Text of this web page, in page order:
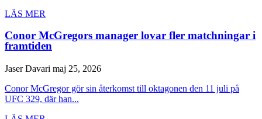
LÄS MER
Conor McGregors manager lovar fler matchningar i
framtiden
Jaser Davari maj 25, 2026
Conor McGregor gör sin återkomst till oktagonen den 11 juli på
UFC 329, där han...